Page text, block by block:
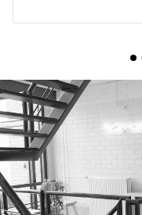
Tilburg
Zwolle
Amsterdam
Westpoort
Business
center
Hilversum
Business
center
Den
Haag
Coworking